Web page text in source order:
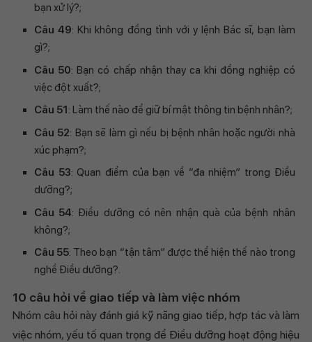
bạn xử lý?;
Câu 49: Khi không đồng tình với y lệnh Bác sĩ, bạn làm
gì?;
Câu 50: Bạn có chấp nhận thay ca khi đồng nghiệp có
việc đột xuất?;
Câu 51: Làm thế nào để giữ bí mật thông tin bệnh nhân?;
Câu 52: Bạn sẽ làm gì nếu bị bệnh nhân hoặc người nhà
xúc phạm?;
Câu 53: Quan điểm của bạn về “đa nhiệm” trong Điều
dưỡng?;
Câu 54: Điều dưỡng có nên nhận quà của bệnh nhân
không?;
Câu 55: Theo bạn “tận tâm” được thể hiện thế nào trong
nghề Điều dưỡng?.
10 câu hỏi về giao tiếp và làm việc nhóm
Nhóm câu hỏi này đánh giá kỹ năng giao tiếp, hợp tác và làm
việc nhóm, yếu tố quan trọng để Điều dưỡng hoạt động hiệu